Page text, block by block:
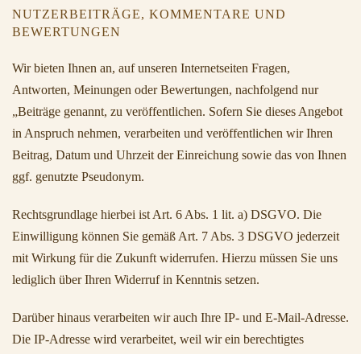
NUTZERBEITRÄGE, KOMMENTARE UND
BEWERTUNGEN
Wir bieten Ihnen an, auf unseren Internetseiten Fragen,
Antworten, Meinungen oder Bewertungen, nachfolgend nur
„Beiträge genannt, zu veröffentlichen. Sofern Sie dieses Angebot
in Anspruch nehmen, verarbeiten und veröffentlichen wir Ihren
Beitrag, Datum und Uhrzeit der Einreichung sowie das von Ihnen
ggf. genutzte Pseudonym.
Rechtsgrundlage hierbei ist Art. 6 Abs. 1 lit. a) DSGVO. Die
Einwilligung können Sie gemäß Art. 7 Abs. 3 DSGVO jederzeit
mit Wirkung für die Zukunft widerrufen. Hierzu müssen Sie uns
lediglich über Ihren Widerruf in Kenntnis setzen.
Darüber hinaus verarbeiten wir auch Ihre IP- und E-Mail-Adresse.
Die IP-Adresse wird verarbeitet, weil wir ein berechtigtes